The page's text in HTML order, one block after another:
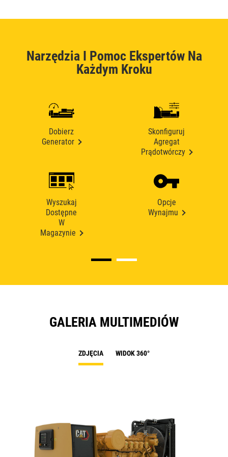
Narzędzia I Pomoc Ekspertów Na
Każdym Kroku
Dobierz
Generator
Skonfiguruj
Agregat
Prądotwórczy
Wyszukaj
Dostępne
W
Magazynie
Opcje
Wynajmu
GALERIA MULTIMEDIÓW
ZDJĘCIA WIDOK 360°